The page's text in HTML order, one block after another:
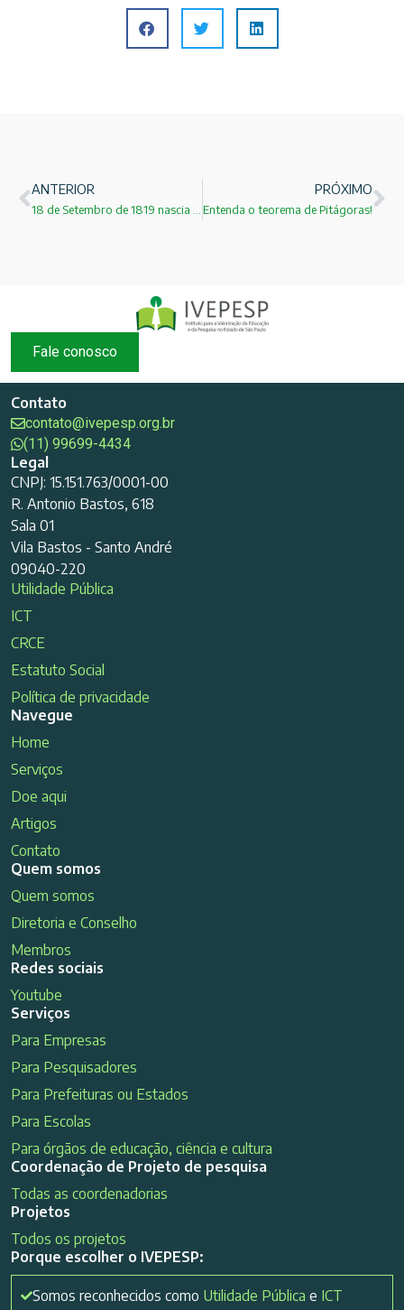
ANTERIOR
18 de Setembro de 1819 nascia o físico Foucault!
PRÓXIMO
Entenda o teorema de Pitágoras!
Fale conosco
Contato
contato@ivepesp.org.br
(11) 99699-4434
Legal
CNPJ: 15.151.763/0001-00
R. Antonio Bastos, 618
Sala 01
Vila Bastos - Santo André
09040-220
Utilidade Pública
ICT
CRCE
Estatuto Social
Política de privacidade
Navegue
Home
Serviços
Doe aqui
Artigos
Contato
Quem somos
Quem somos
Diretoria e Conselho
Membros
Redes sociais
Youtube
Serviços
Para Empresas
Para Pesquisadores
Para Prefeituras ou Estados
Para Escolas
Para órgãos de educação, ciência e cultura
Coordenação de Projeto de pesquisa
Todas as coordenadorias
Projetos
Todos os projetos
Porque escolher o IVEPESP:
Somos reconhecidos como Utilidade Pública e ICT